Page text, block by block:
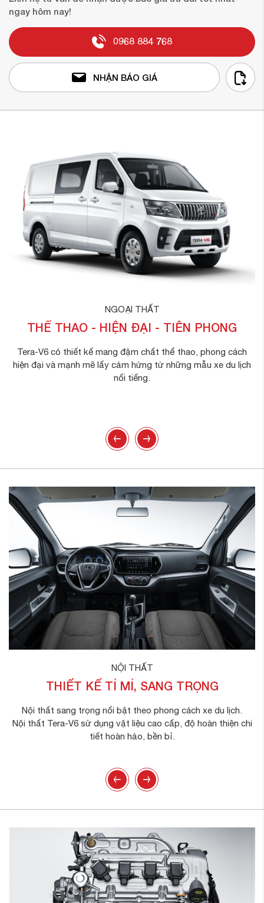
ngay hôm nay!
0968 884 768
NHẬN BÁO GIÁ
NGOẠI THẤT
THỂ THAO - HIỆN ĐẠI - TIÊN PHONG
Tera-V6 có thiết kế mang đậm chất thể thao, phong cách
hiện đại và mạnh mẽ lấy cảm hứng từ những mẫu xe du lịch
nổi tiếng.
NỘI THẤT
THIẾT KẾ TỈ MỈ, SANG TRỌNG
Nội thất sang trọng nổi bật theo phong cách xe du lịch.
Nội thất Tera-V6 sử dụng vật liệu cao cấp, độ hoàn thiện chi
tiết hoàn hảo, bền bỉ.